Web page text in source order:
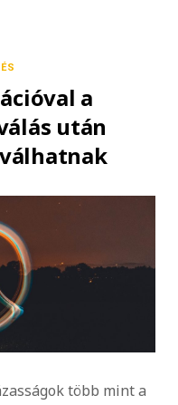
a
után
több mint a